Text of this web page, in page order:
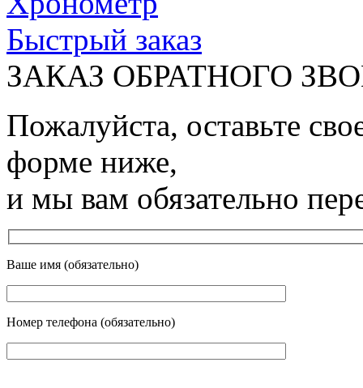
Быстрый заказ
ЗАКАЗ ОБРАТНОГО
Пожалуйста, оставьте
форме ниже,
и мы вам обязательно
Ваше имя (обязательно)
Номер телефона (обязательно)